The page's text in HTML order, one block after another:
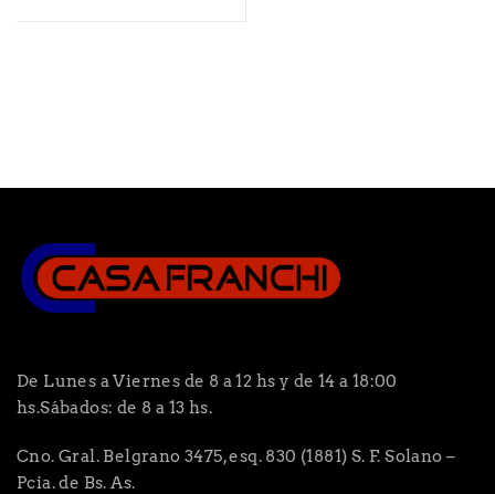
De Lunes a Viernes de 8 a 12 hs y de 14 a 18:00
hs.Sábados: de 8 a 13 hs.
Cno. Gral. Belgrano 3475, esq. 830 (1881) S. F. Solano –
Pcia. de Bs. As.